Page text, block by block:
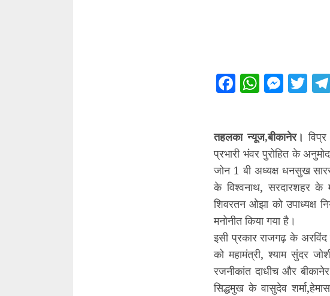
Facebook
तहलका न्यूज,बीकानेर।
प्रभारी भंवर पुरोहित के
जोन 1 बी अध्यक्ष धनसुख
के विश्वनाथ, सरदारशहर
शिवरतन ओझा को उपाध्यक्ष
मनोनीत किया गया है।
इसी प्रकार राजगढ़ के अरविंद
को महामंत्री, श्याम सुंदर
रजनीकांत दाधीच और
सिद्धमुख के वासुदेव